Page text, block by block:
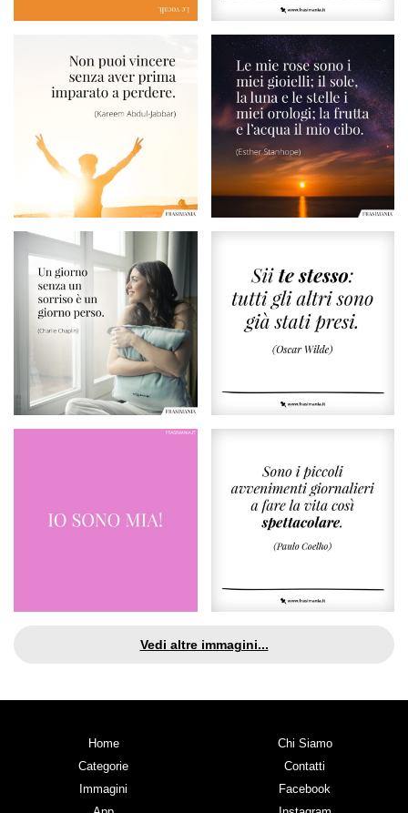
Vedi altre immagini...
Home
Categorie
Immagini
Chi Siamo
Contatti
Facebook